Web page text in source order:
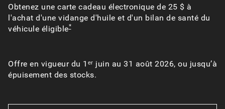
Obtenez une carte cadeau électronique de 25 $ à
l'achat d'une vidange d'huile et d'un bilan de santé du
véhicule éligible*
Offre en vigueur du 1ᵉʳ juin au 31 août 2026, ou jusqu’à
épuisement des stocks.